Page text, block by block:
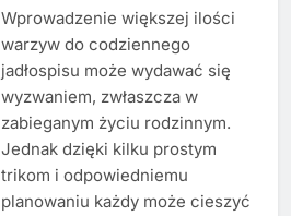
Wprowadzenie większej ilości
warzyw do codziennego
jadłospisu może wydawać się
wyzwaniem, zwłaszcza w
zabieganym życiu rodzinnym.
Jednak dzięki kilku prostym
trikom i odpowiedniemu
planowaniu każdy może cieszyć